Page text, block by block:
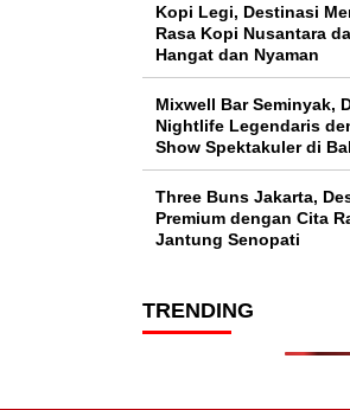
Kopi Legi, Destinasi
Rasa Kopi Nusantara
Hangat dan Nyaman
Mixwell Bar Seminyak,
Nightlife Legendaris
Show Spektakuler di
Three Buns Jakarta,
Premium dengan Cita
Jantung Senopati
TRENDING